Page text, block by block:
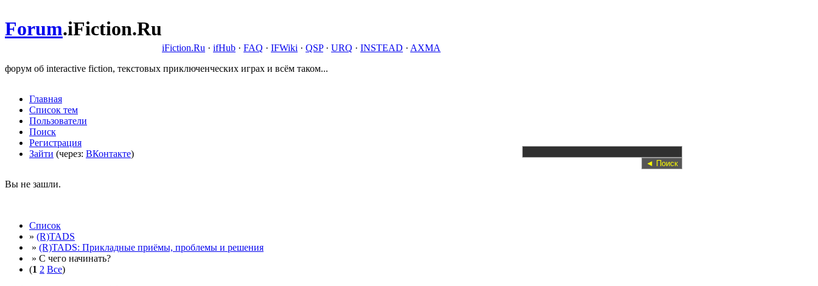
Forum.iFiction.Ru
iFiction.Ru · ifHub · FAQ · IFWiki · QSP· URQ · INSTEAD · AXMA
форум об interactive fiction, текстовых приключенческих играх и всём таком...
Главная
Список тем
Пользователи
Поиск
Регистрация
Зайти (через: ВКонтакте)
Вы не зашли.
Список
» (R)TADS
» (R)TADS: Прикладные приёмы, проблемы и решения
» С чего начинать?
(1 2 Все)